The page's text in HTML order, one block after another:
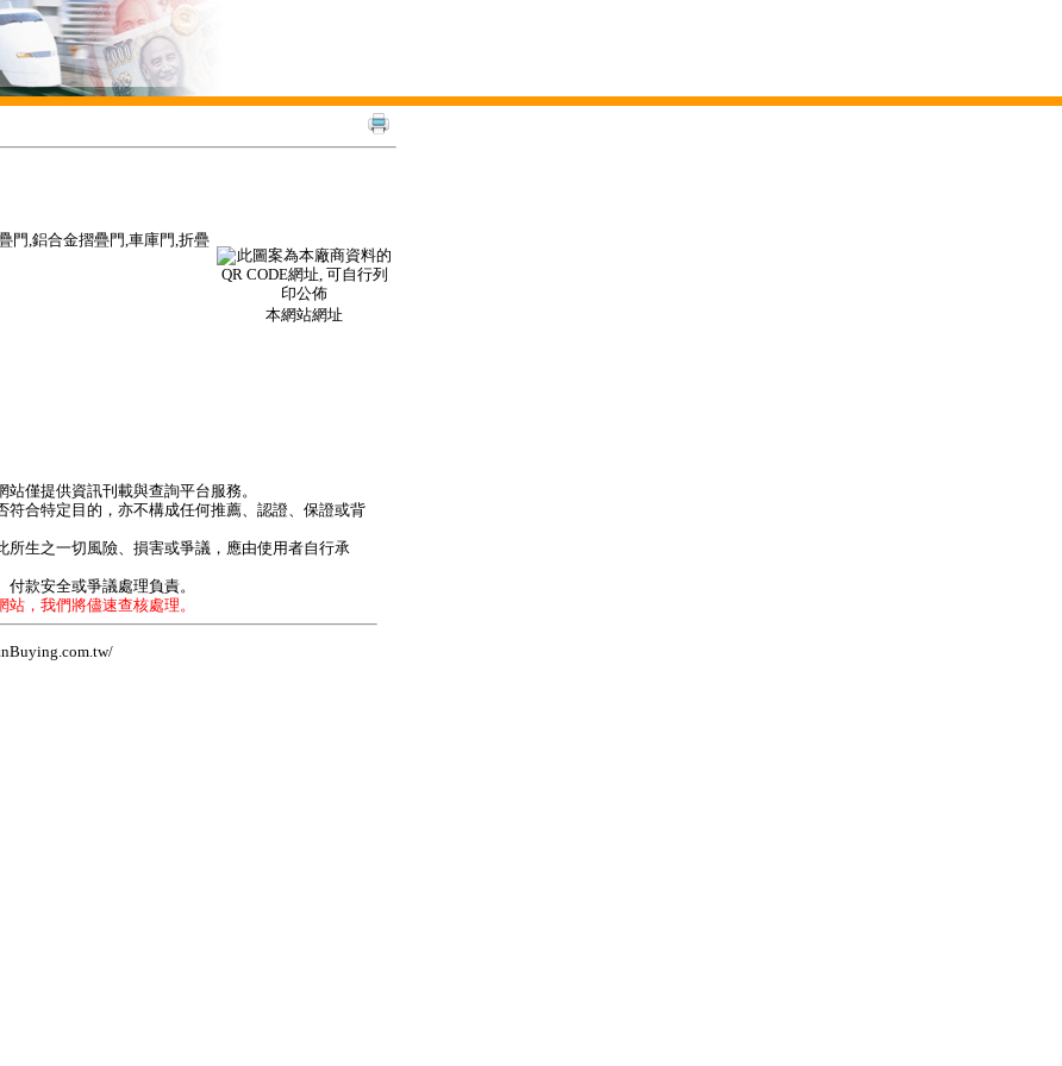
本網站網址
門,鋁合金摺疊門,車庫門,折疊
僅提供資訊刊載與查詢平台服務。
合特定目的，亦不構成任何推薦、認證、保證或背
生之一切風險、損害或爭議，應由使用者自行承
款安全或爭議處理負責。
，我們將儘速查核處理。